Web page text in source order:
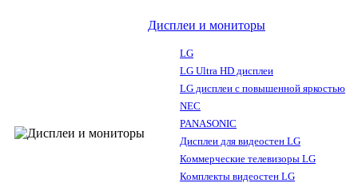
Дисплеи и мониторы
LG
LG Ultra HD дисплеи
LG дисплеи с повышенной яркостью
NEC
PANASONIC
Дисплеи для видеостен LG
Коммерческие телевизоры LG
Комплекты видеостен LG